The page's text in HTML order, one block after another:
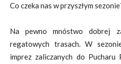
Co czeka nas w przyszłym
Na pewno mnóstwo dobrej
regatowych trasach. W
imprez zaliczanych do Pucharu